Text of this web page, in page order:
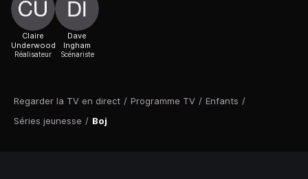
Regarder la TV en direct / Programme TV / Enfants /
Séries jeunesse / Boj
Claire
Underwood
Réalisateur
Dave
Ingham
Scénariste